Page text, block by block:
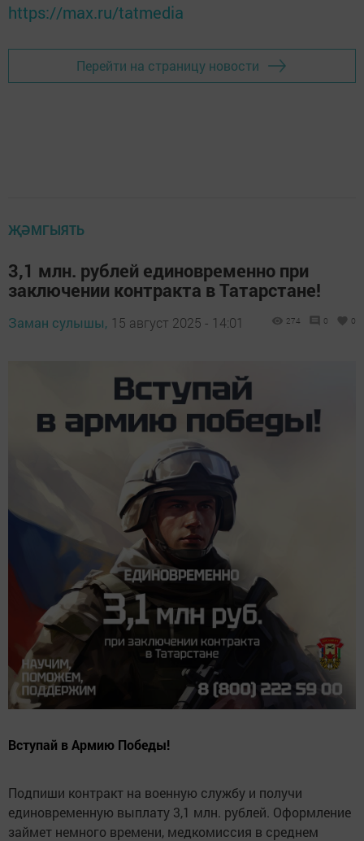
https://max.ru/tatmedia
Перейти на страницу новости
ҖӘМГЫЯТЬ
3,1 млн. рублей единовременно при
заключении контракта в Татарстане!
Заман сулышы, 15 август 2025 - 14:01 274 0 0
Вступай в Армию Победы!
Подпиши контракт на военную службу и получи
единовременную выплату 3,1 млн. рублей. Оформление
займет немного времени, медкомиссия в среднем